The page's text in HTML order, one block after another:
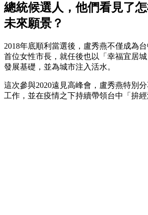
總統候選人，他們看見了
未來願景？
2018年底順利當選後，盧秀燕不僅成為
首位女性市長，就任後也以「幸福宜居
發展基礎，並為城市注入活水。
這次參與2020遠見高峰會，盧秀燕特別
工作，並在疫情之下持續帶領台中「拚經